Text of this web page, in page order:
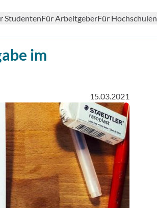
StudentenFür ArbeitgeberFür Hochschulen
im
15.03.2021